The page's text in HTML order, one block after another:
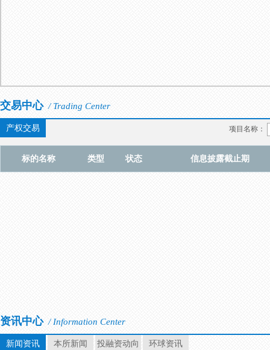
交易中心 / Trading Center
产权交易 项目名称：
标的名称 类型 状态 信息披露截止期
资讯中心 / Information Center
新闻资讯 本所新闻 投融资动向 环球资讯